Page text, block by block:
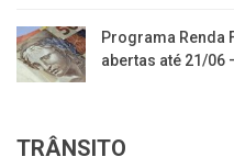
Programa Renda
abertas até 21/06
TRÂNSITO